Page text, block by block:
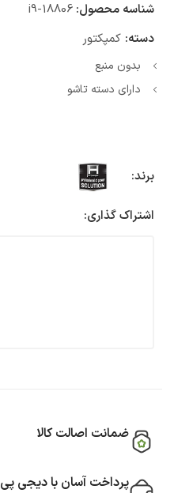
شناسه محصول: i9-18806
دسته: کمپکتور
بدون منبع
دارای دسته تاشو
برند:
اشتراک گذاری:
ضمانت اصالت کالا
پرداخت آسان با دیجی پی